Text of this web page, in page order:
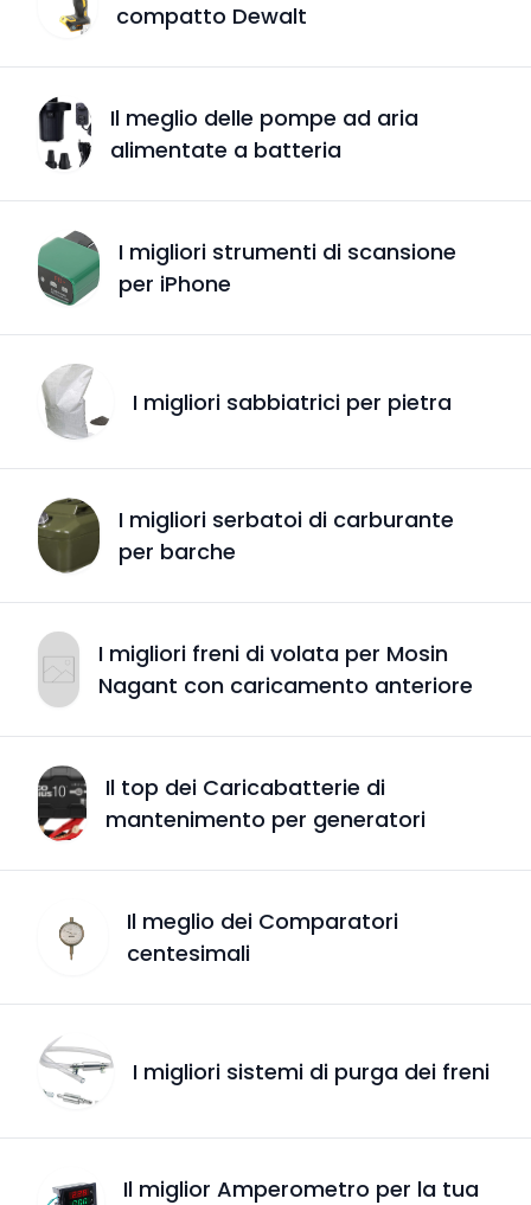
compatto Dewalt
Il meglio delle pompe ad aria
alimentate a batteria
I migliori strumenti di scansione
per iPhone
I migliori sabbiatrici per pietra
I migliori serbatoi di carburante
per barche
I migliori freni di volata per Mosin
Nagant con caricamento anteriore
Il top dei Caricabatterie di
mantenimento per generatori
Il meglio dei Comparatori
centesimali
I migliori sistemi di purga dei freni
Il miglior Amperometro per la tua